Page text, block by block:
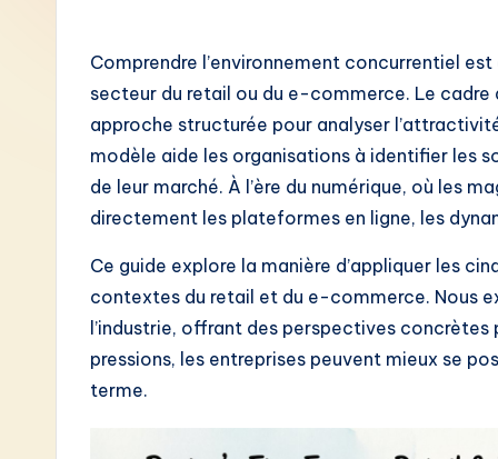
Comprendre l’environnement concurrentiel
secteur du retail ou du e-commerce. Le
approche structurée pour analyser
modèle aide les organisations à identifier les
de leur marché. À l’ère du numérique, où les
directement les plateformes en ligne, les
Ce guide explore la manière d’appliquer les
contextes du retail et du e-commerce. Nous
l’industrie, offrant des perspectives
pressions, les entreprises peuvent mieux se
terme.